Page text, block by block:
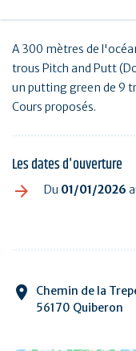
A 300 mètres de
trous Pitch and Putt
un putting green de 9
Cours proposés.
Les dates d'ouverture
Du 01/01/2026
Chemin de la
56170 Quiberon